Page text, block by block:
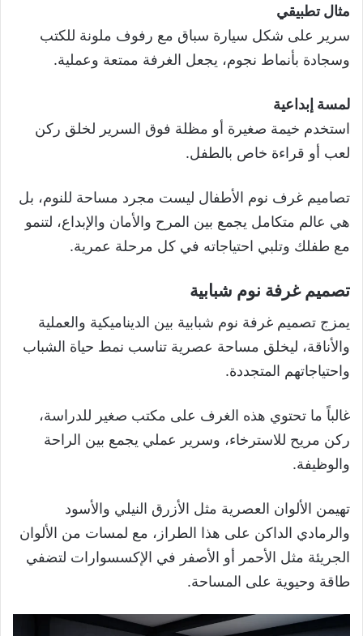
مثال تطبيقي
سرير على شكل سيارة سباق مع رفوف ملونة للكتب
وسجادة بأنماط نجوم، يجعل الغرفة ممتعة وعملية.
لمسة إبداعية
استخدم خيمة صغيرة أو مظلة فوق السرير لخلق ركن
لعب أو قراءة خاص بالطفل.
تصاميم غرف نوم الأطفال ليست مجرد مساحة للنوم، بل
هي عالم متكامل يجمع بين المرح والأمان والإبداع، لتنمو
مع طفلك وتلبي احتياجاته في كل مرحلة عمرية.
تصميم غرفة نوم شبابية
يمزج تصميم غرفة نوم شبابية بين الديناميكية والعملية
والأناقة، ليخلق مساحة عصرية تناسب نمط حياة الشباب
واحتياجاتهم المتجددة.
غالباً ما تحتوي هذه الغرف على مكتب صغير للدراسة،
ركن مريح للاسترخاء، وسرير عملي يجمع بين الراحة
والوظيفة.
تهيمن الألوان العصرية مثل الأزرق النيلي والأسود
والرمادي الداكن على هذا الطراز، مع لمسات من الألوان
الجريئة مثل الأحمر أو الأصفر في الإكسسوارات لتضفي
طاقة وحيوية على المساحة.